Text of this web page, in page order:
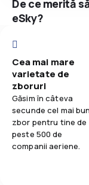
De ce merită
eSky?
Cea mai mare
varietate de
zboruri
Găsim în câteva
secunde cel mai bun
zbor pentru tine de
peste 500 de
companii aeriene.